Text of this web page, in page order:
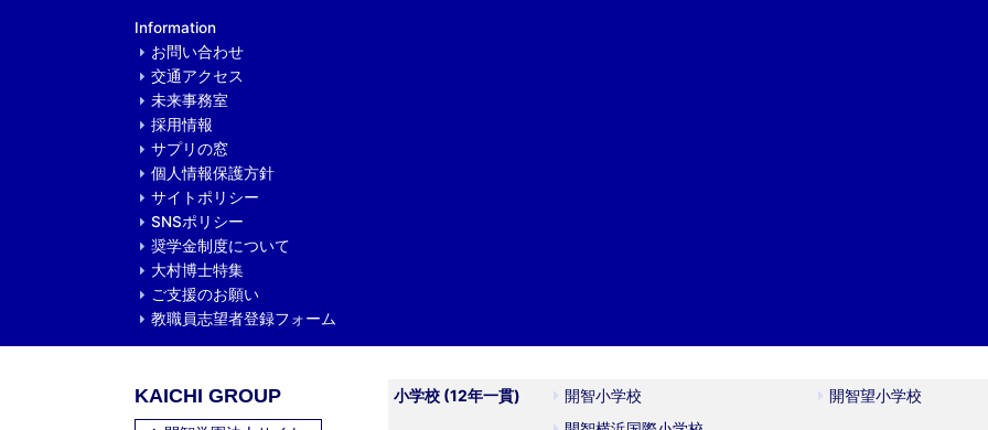
Information
お問い合わせ
交通アクセス
未来事務室
採用情報
サプリの窓
個人情報保護方針
サイトポリシー
SNSポリシー
奨学金制度について
大村博士特集
ご支援のお願い
教職員志望者登録フォーム
KAICHI GROUP 小学校 (12年一貫) 開智小学校
開智望小学校